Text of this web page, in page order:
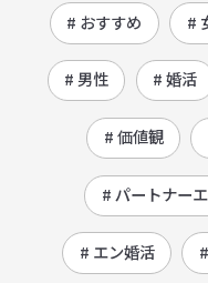
# おすすめ #
# 男性 # 婚活
# 価値観
# パートナー
# エン婚活